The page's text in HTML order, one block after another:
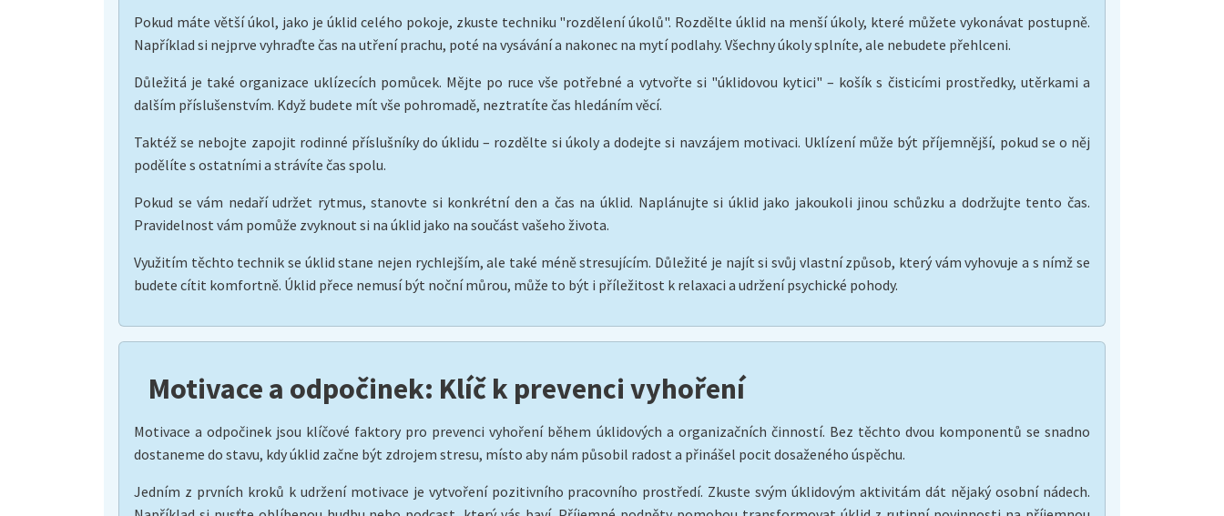
Pokud máte větší úkol, jako je úklid celého pokoje, zkuste techniku "rozdělení úkolů". Rozdělte úklid na menší úkoly, které můžete vykonávat postupně.
Například si nejprve vyhraďte čas na utření prachu, poté na vysávání a nakonec na mytí podlahy. Všechny úkoly splníte, ale nebudete přehlceni.
Důležitá je také organizace uklízecích pomůcek. Mějte po ruce vše potřebné a vytvořte si "úklidovou kytici" – košík s čisticími prostředky, utěrkami a
dalším příslušenstvím. Když budete mít vše pohromadě, neztratíte čas hledáním věcí.
Taktéž se nebojte zapojit rodinné příslušníky do úklidu – rozdělte si úkoly a dodejte si navzájem motivaci. Uklízení může být příjemnější, pokud se o něj
podělíte s ostatními a strávíte čas spolu.
Pokud se vám nedaří udržet rytmus, stanovte si konkrétní den a čas na úklid. Naplánujte si úklid jako jakoukoli jinou schůzku a dodržujte tento čas.
Pravidelnost vám pomůže zvyknout si na úklid jako na součást vašeho života.
Využitím těchto technik se úklid stane nejen rychlejším, ale také méně stresujícím. Důležité je najít si svůj vlastní způsob, který vám vyhovuje a s nímž se
budete cítit komfortně. Úklid přece nemusí být noční můrou, může to být i příležitost k relaxaci a udržení psychické pohody.
Motivace a odpočinek: Klíč k prevenci vyhoření
Motivace a odpočinek jsou klíčové faktory pro prevenci vyhoření během úklidových a organizačních činností. Bez těchto dvou komponentů se snadno
dostaneme do stavu, kdy úklid začne být zdrojem stresu, místo aby nám působil radost a přinášel pocit dosaženého úspěchu.
Jedním z prvních kroků k udržení motivace je vytvoření pozitivního pracovního prostředí. Zkuste svým úklidovým aktivitám dát nějaký osobní nádech.